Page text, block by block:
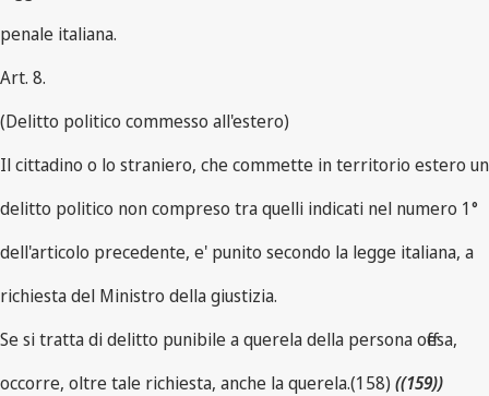
penale italiana.
Art. 8.
(Delitto politico commesso all'estero)
Il cittadino o lo straniero, che commette in territorio estero un
delitto politico non compreso tra quelli indicati nel numero 1°
dell'articolo precedente, e' punito secondo la legge italiana, a
richiesta del Ministro della giustizia.
Se si tratta di delitto punibile a querela della persona offesa,
occorre, oltre tale richiesta, anche la querela.(158) ((159))